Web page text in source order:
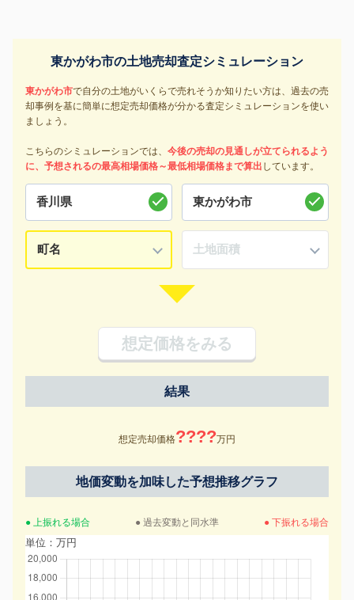
東かがわ市の土地売却査定シミュレーション
東かがわ市で自分の土地がいくらで売れそうか知りたい方は、過去の売
却事例を基に簡単に想定売却価格が分かる査定シミュレーションを使い
ましょう。
こちらのシミュレーションでは、 今後の売却の見通しが立てられるよう
に、予想されるの最高相場価格～最低相場価格まで算出 しています。
想定価格をみる
結果
想定売却価格????万円
地価変動を加味した予想推移グラフ
● 上振れる場合 ● 過去変動と同水準 ● 下振れる場合
単位：万円